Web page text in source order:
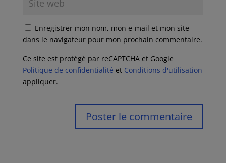
Enregistrer mon nom, mon e-mail et mon site
dans le navigateur pour mon prochain commentaire.
Ce site est protégé par reCAPTCHA et Google
Politique de confidentialité et Conditions d'utilisation
appliquer.